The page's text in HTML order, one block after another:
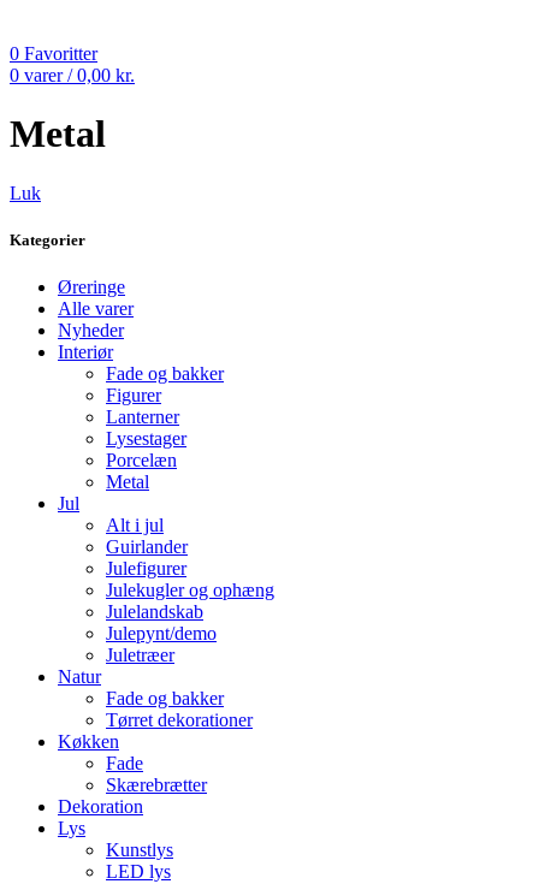
0 Favoritter
0 varer / 0,00 kr.
Metal
Luk
Kategorier
Øreringe
Alle varer
Nyheder
Interiør
Fade og bakker
Figurer
Lanterner
Lysestager
Porcelæn
Metal
Jul
Alt i jul
Guirlander
Julefigurer
Julekugler og ophæng
Julelandskab
Julepynt/demo
Juletræer
Natur
Fade og bakker
Tørret dekorationer
Køkken
Fade
Skærebrætter
Dekoration
Lys
Kunstlys
LED lys